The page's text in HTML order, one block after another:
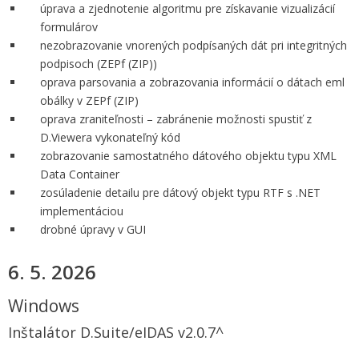
úprava a zjednotenie algoritmu pre získavanie vizualizácií
formulárov
nezobrazovanie vnorených podpísaných dát pri integritných
podpisoch (ZEPf (ZIP))
oprava parsovania a zobrazovania informácií o dátach eml
obálky v ZEPf (ZIP)
oprava zraniteľnosti – zabránenie možnosti spustiť z
D.Viewera vykonateľný kód
zobrazovanie samostatného dátového objektu typu XML
Data Container
zosúladenie detailu pre dátový objekt typu RTF s .NET
implementáciou
drobné úpravy v GUI
6. 5. 2026
Windows
Inštalátor D.Suite/eIDAS v2.0.7^